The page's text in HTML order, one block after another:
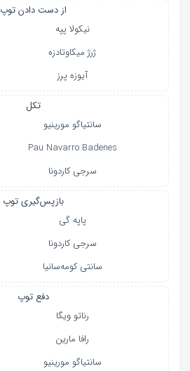
از دست دادن توپ
نیکولا پپه
ژرژ میکاوتادزه
آیوزه پرز
تکل
سانتیاگو مورینیو
Pau Navarro Badenes
سرجی کاردونا
بازپس‌گیری توپ
پاپه گی
سرجی کاردونا
سانتی کومه‌سانیا
دفع توپ
رناتو ویگا
رافا مارین
سانتیاگو مورینیو